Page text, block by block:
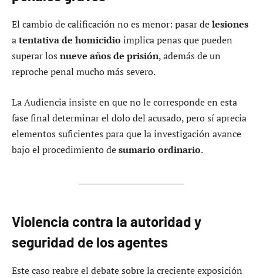
El cambio de calificación no es menor: pasar delesiones
atentativa de homicidio implica penas que pueden
superar los nueve años de prisión, además de un
reproche penal mucho más severo.
La Audiencia insiste en que no le corresponde en esta
fase final determinar el dolo del acusado, pero sí aprecia
elementos suficientes para que la investigación avance
bajo el procedimiento desumario ordinario.
Violencia contra la autoridad y
seguridad de los agentes
Este caso reabre el debate sobre la creciente exposición